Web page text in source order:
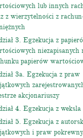
lub innych
z wierzytelności z
3. Egzekucja z
niezapisanych
papierów
3a. Egzekucja z praw
akcjonariuszy
4. Egzekucja z weksla
5. Egzekucja z
i praw